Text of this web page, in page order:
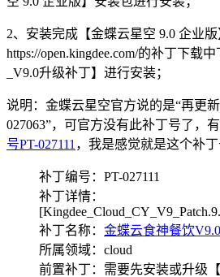
2、安装完成【金蝶云星空 9.0 企业
https://open.kingdee.com/的补丁下载
_V9.0升级补丁】进行安装；
说明：金蝶云星空官方说的是“再更
027063”，可官方没有此补丁号了，
号PT-027111 ，我是感觉就是这个补丁
补丁编号：PT-027111
补丁详情：
补丁名称： 金蝶云食神餐饮
所属领域：cloud
前置补丁：需要先安装或升级